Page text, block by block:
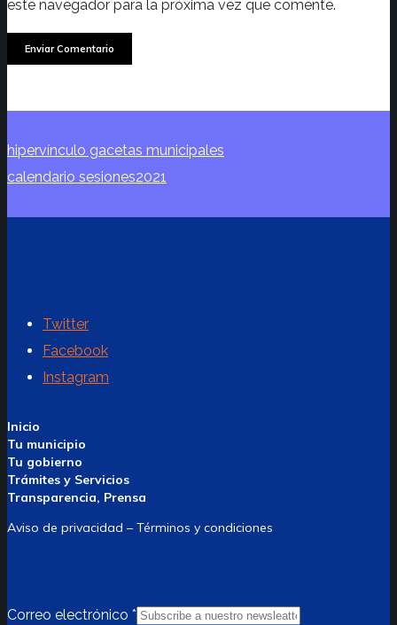
este navegador para la próxima vez que comente.
hipervínculo gacetas municipales
calendario sesiones2021
Twitter
Facebook
Instagram
Inicio
Tu municipio
Tu gobierno
Trámites y Servicios
Transparencia, Prensa
Aviso de privacidad – Términos y condiciones
Correo electrónico *